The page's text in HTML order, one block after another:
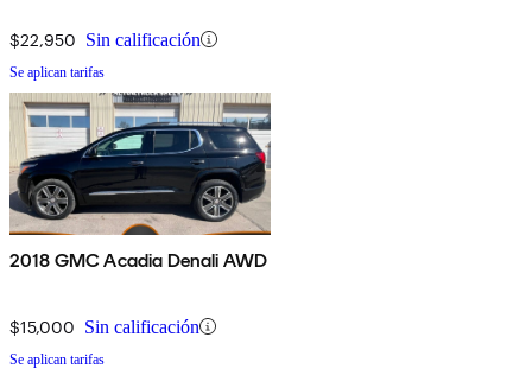
$22,950 Sin calificación
Se aplican tarifas
2018 GMC Acadia Denali AWD
$15,000 Sin calificación
Se aplican tarifas